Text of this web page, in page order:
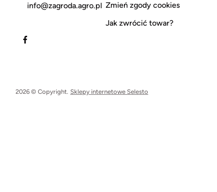
info@zagroda.agro.pl Zmień zgody cookies
Jak zwrócić towar?
2026 © Copyright. Sklepy internetowe Selesto